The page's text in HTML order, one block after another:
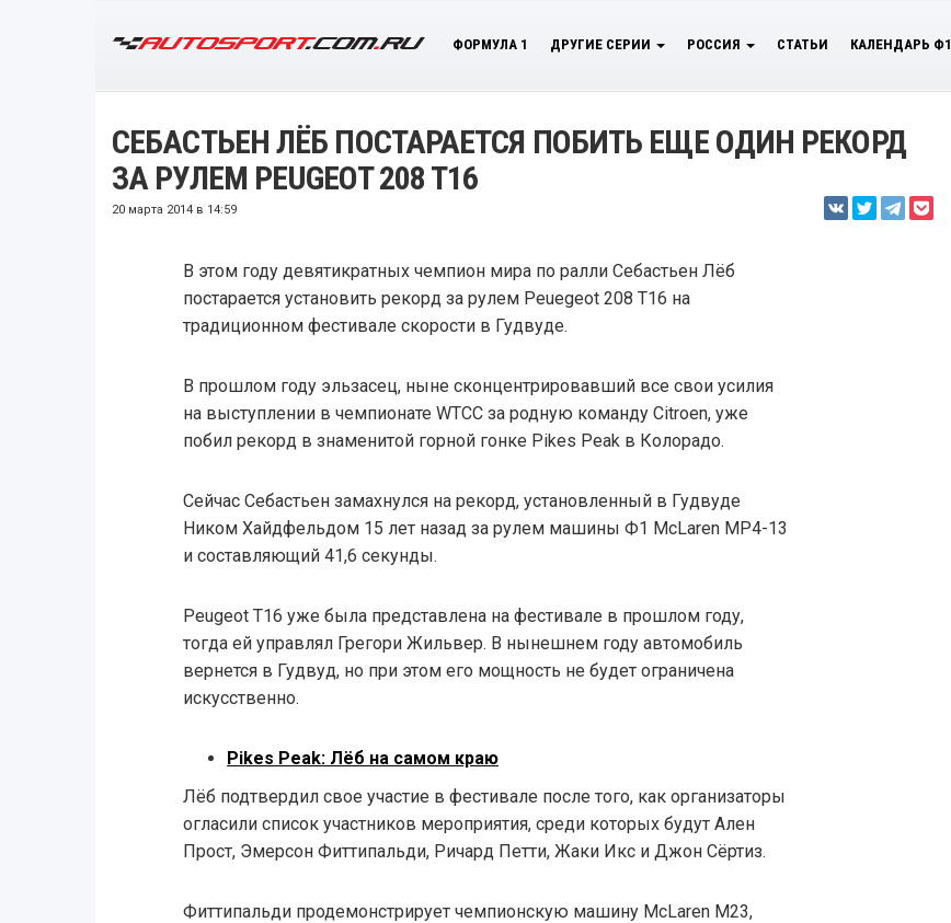
ФОРМУЛА 1 ДРУГИЕ СЕРИИ РОССИЯ СТАТЬИ КАЛЕНДАРЬ Ф1
СЕБАСТЬЕН ЛЁБ ПОСТАРАЕТСЯ ПОБИТЬ ЕЩЕ ОДИН РЕКОРД
ЗА РУЛЕМ PEUGEOT 208 T16
20 марта 2014 в 14:59
В этом году девятикратных чемпион мира по ралли Себастьен Лёб
постарается установить рекорд за рулем Peuegeot 208 T16 на
традиционном фестивале скорости в Гудвуде.
В прошлом году эльзасец, ныне сконцентрировавший все свои усилия
на выступлении в чемпионате WTCC за родную команду Citroen, уже
побил рекорд в знаменитой горной гонке Pikes Peak в Колорадо.
Сейчас Себастьен замахнулся на рекорд, установленный в Гудвуде
Ником Хайдфельдом 15 лет назад за рулем машины Ф1 McLaren MP4-13
и составляющий 41,6 секунды.
Peugeot T16 уже была представлена на фестивале в прошлом году,
тогда ей управлял Грегори Жильвер. В нынешнем году автомобиль
вернется в Гудвуд, но при этом его мощность не будет ограничена
искусственно.
Pikes Peak: Лёб на самом краю
Лёб подтвердил свое участие в фестивале после того, как организаторы
огласили список участников мероприятия, среди которых будут Ален
Прост, Эмерсон Фиттипальди, Ричард Петти, Жаки Икс и Джон Сёртиз.
Фиттипальди продемонстрирует чемпионскую машину McLaren M23,